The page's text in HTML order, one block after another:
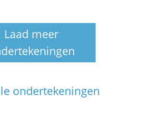
Laad meer
ondertekeningen